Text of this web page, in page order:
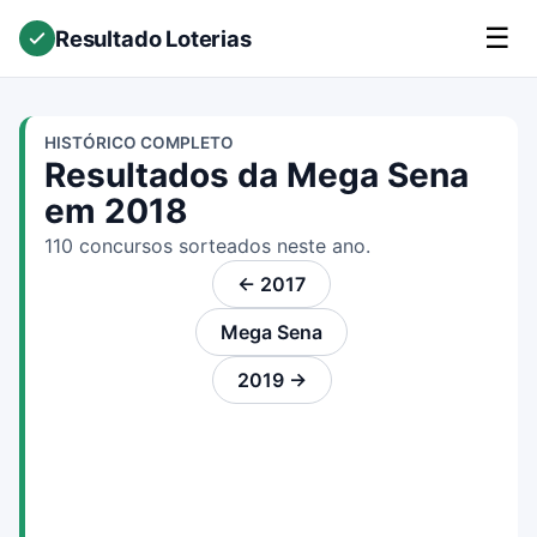
Resultado Loterias ☰
HISTÓRICO COMPLETO
Resultados da Mega Sena
em 2018
110 concursos sorteados neste ano.
← 2017
Mega Sena
2019 →